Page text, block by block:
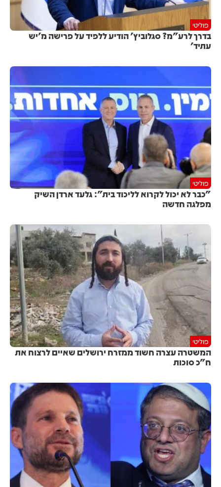
פוליטי
בדרך לרע"מ? סגלוביץ' הודיע ללפיד על פרישה מ'יש
עתיד'
פוליטי
"כבר לא יכול לקרוא לליכוד בית": גלעד ארדן השיק
מפלגה חדשה
פוליטי
המשטרה עצרה חשוד ממזרח ירושלים שאיים לרצוח את
ח"כ סוכות